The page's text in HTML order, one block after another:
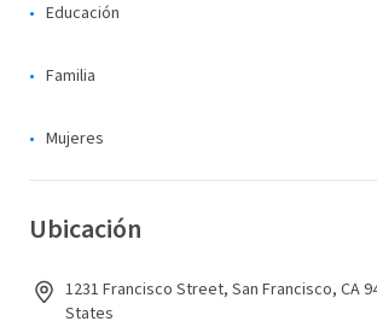
Educación
Familia
Mujeres
Ubicación
1231 Francisco Street, San Francisco, CA
States